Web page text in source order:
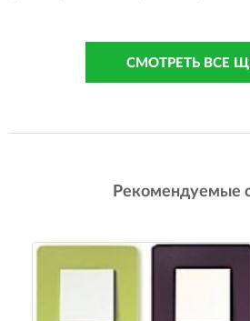
СМОТРЕТЬ ВСЕ
Рекомендуемые